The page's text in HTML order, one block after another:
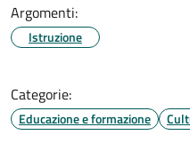
Argomenti:
Istruzione
Categorie:
Educazione e formazione